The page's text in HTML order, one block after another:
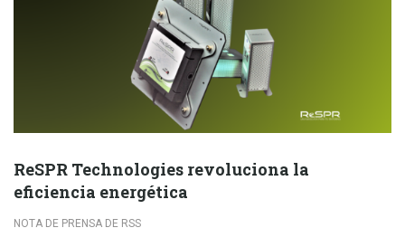
ReSPR Technologies revoluciona la
eficiencia energética
NOTA DE PRENSA DE RSS